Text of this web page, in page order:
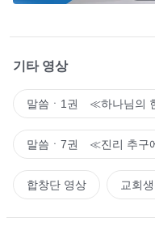
기타 영상
말씀ㆍ1권 ≪하나님의
말씀ㆍ7권 ≪진리 추구
합창단 영상 교회